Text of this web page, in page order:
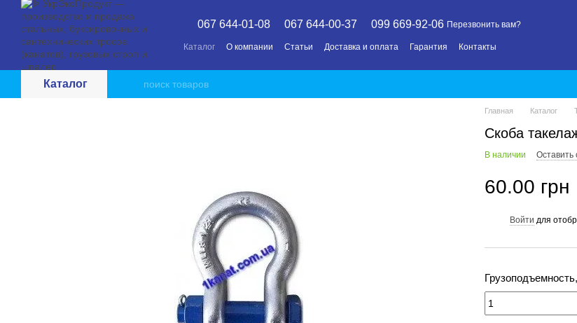
Перейти к основному контенту
067 644-01-08 067 644-00-37 099 669-92-06 Перезвонить вам?
Каталог О компании Статьи Доставка и оплата Гарантия Контакты
Каталог
Главная Каталог
Скоба
В наличии Оставить
60.00 грн
Войти для